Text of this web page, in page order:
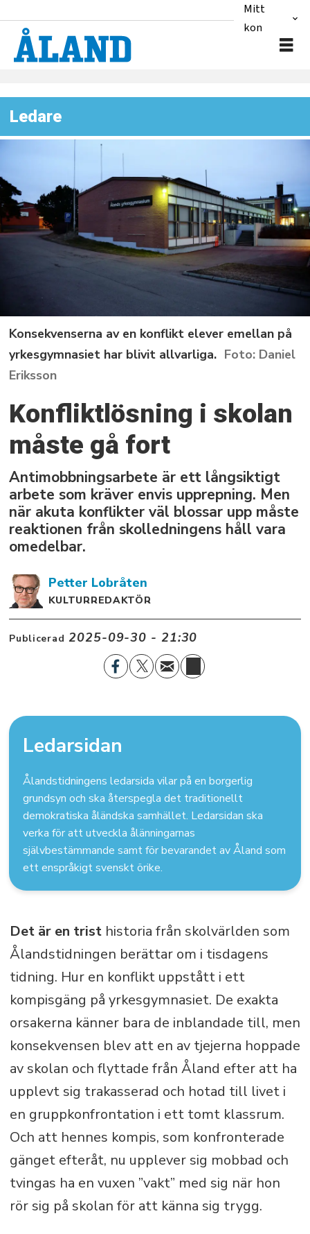
Mitt
konto
Ledare
Konsekvenserna av en konflikt elever emellan på
yrkesgymnasiet har blivit allvarliga.
Daniel
Eriksson
Konfliktlösning i skolan
måste gå fort
Antimobbningsarbete är ett långsiktigt
arbete som kräver envis upprepning. Men
när akuta konflikter väl blossar upp måste
reaktionen från skolledningens håll vara
omedelbar.
Petter Lobråten
KULTURREDAKTÖR
Publicerad 2025-09-30 - 21:30
Ledarsidan
Ålandstidningens ledarsida vilar på en borgerlig
grundsyn och ska återspegla det traditionellt
demokratiska åländska samhället. Ledarsidan ska
verka för att utveckla ålänningarnas
självbestämmande samt för bevarandet av Åland som
ett enspråkigt svenskt örike.
Det är en tristhistoria från skolvärlden som
Ålandstidningen berättar om i tisdagens
tidning. Hur en konflikt uppstått i ett
kompisgäng på yrkesgymnasiet. De exakta
orsakerna känner bara de inblandade till, men
konsekvensen blev att en av tjejerna hoppade
av skolan och flyttade från Åland efter att ha
upplevt sig trakasserad och hotad till livet i
en gruppkonfrontation i ett tomt klassrum.
Och att hennes kompis, som konfronterade
gänget efteråt, nu upplever sig mobbad och
tvingas ha en vuxen ”vakt” med sig när hon
rör sig på skolan för att känna sig trygg.